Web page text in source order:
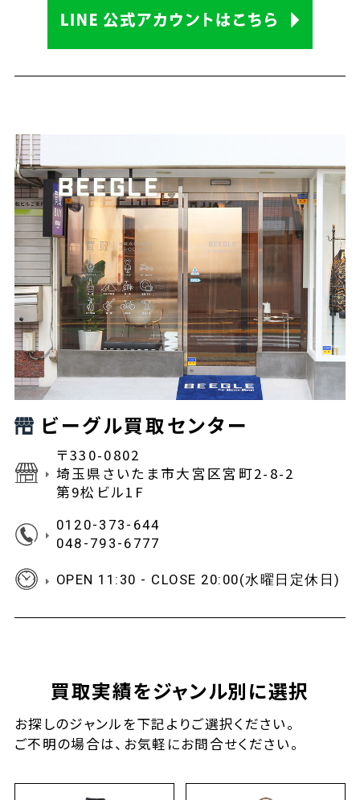
ビーグル買取センター
〒330-0802
埼玉県さいたま市大宮区宮町2-8-2
第9松ビル1F
0120-373-644
048-793-6777
OPEN 11:30 - CLOSE 20:00(水曜日定休日)
買取実績をジャンル別に選択
お探しのジャンルを下記よりご選択ください。
ご不明の場合は、お気軽にお問合せください。